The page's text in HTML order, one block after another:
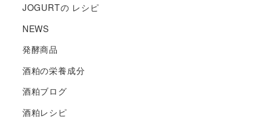
JOGURTの レシピ
NEWS
発酵商品
酒粕の栄養成分
酒粕ブログ
酒粕レシピ